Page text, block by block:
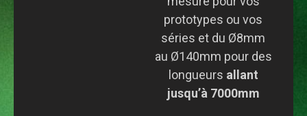
prototypes ou vos
séries et du Ø8mm
au Ø140mm pour des
longueurs allant
jusqu’à 7000mm